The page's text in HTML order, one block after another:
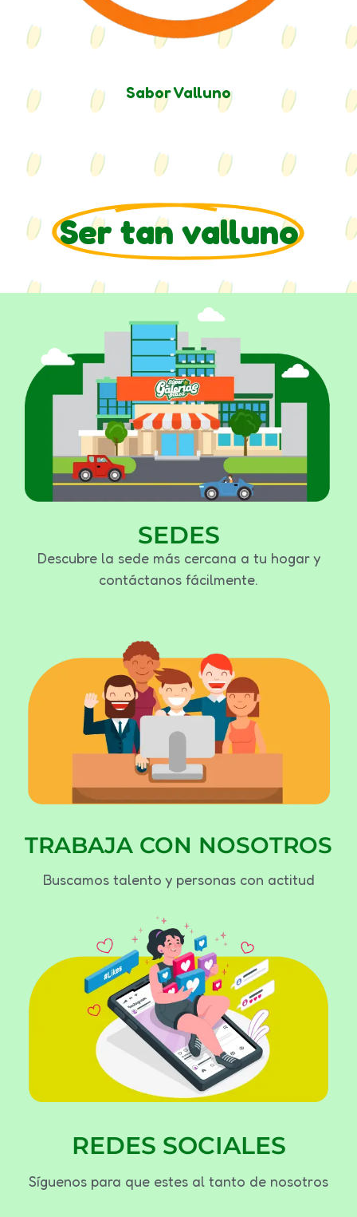
Sabor Valluno
Ser tan valluno
SEDES
Descubre la sede más cercana a tu hogar y
contáctanos fácilmente.
TRABAJA CON NOSOTROS
Buscamos talento y personas con actitud
REDES SOCIALES
Síguenos para que estes al tanto de nosotros